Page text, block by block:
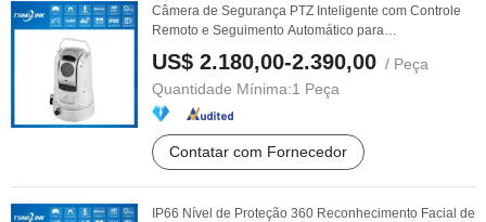
Câmera de Segurança PTZ Inteligente com Controle
Remoto e Seguimento Automático para
Monitoramento ...
US$ 2.180,00-2.390,00 / Peça
Quantidade Mínima:1 Peça
Contatar com Fornecedor
IP66 Nível de Proteção 360 Reconhecimento Facial de